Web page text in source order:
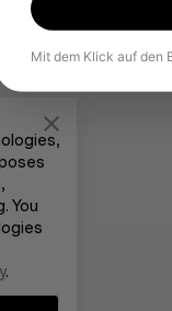
Mit dem Klick auf den
You
.